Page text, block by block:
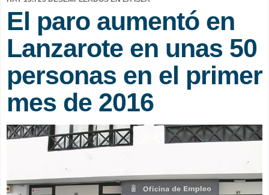
El paro aumentó en
Lanzarote en unas 50
personas en el primer
mes de 2016